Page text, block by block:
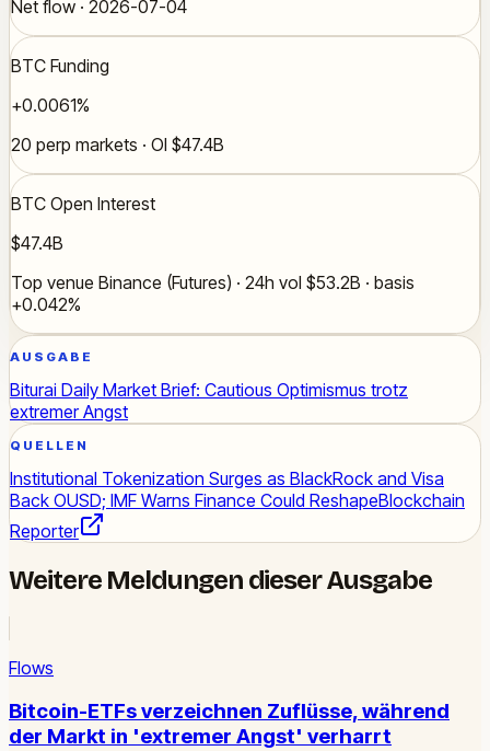
Net flow · 2026-07-04
BTC Funding
+0.0061%
20 perp markets · OI $47.4B
BTC Open Interest
$47.4B
Top venue Binance (Futures) · 24h vol $53.2B · basis
+0.042%
AUSGABE
Biturai Daily Market Brief: Cautious Optimismus trotz
extremer Angst
QUELLEN
Institutional Tokenization Surges as BlackRock and Visa
Back OUSD; IMF Warns Finance Could ReshapeBlockchain
Reporter
Weitere Meldungen dieser Ausgabe
Flows
Bitcoin-ETFs verzeichnen Zuflüsse, während
der Markt in 'extremer Angst' verharrt